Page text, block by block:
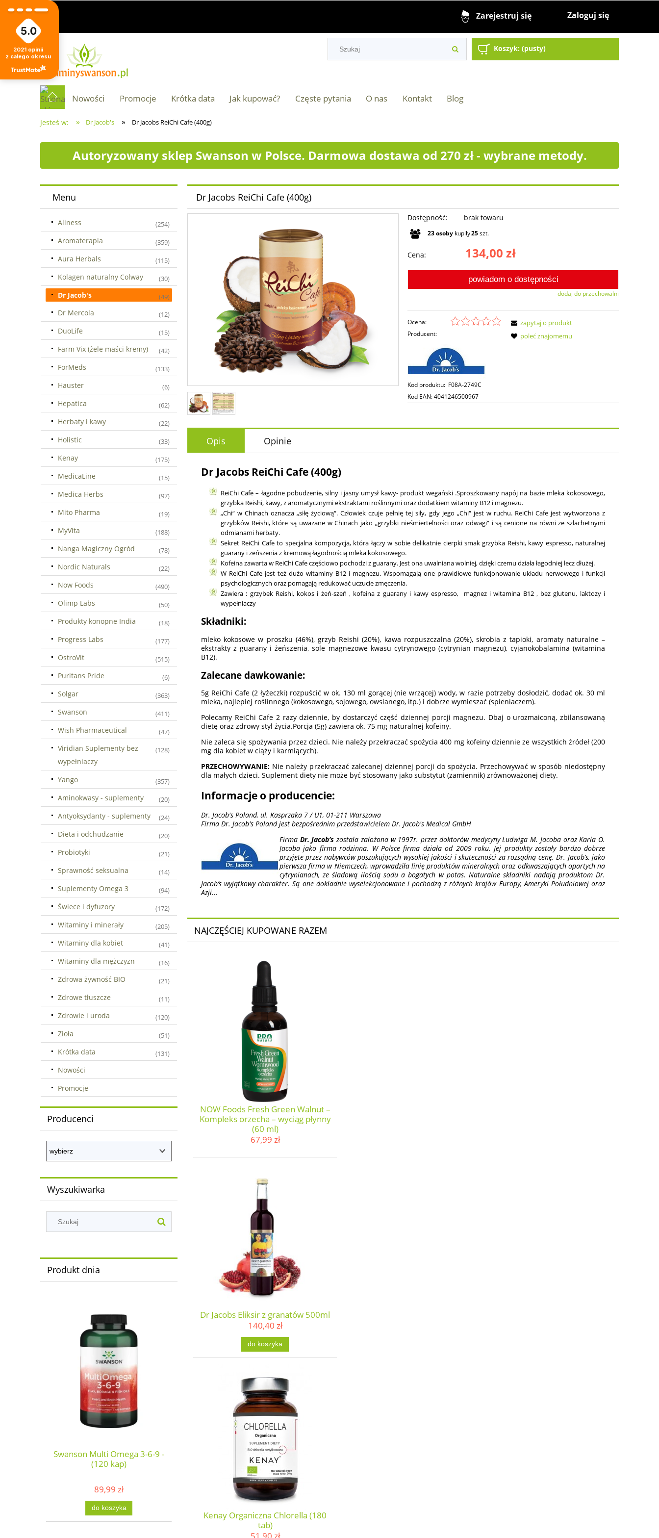
Zarejestruj się Zaloguj się
Koszyk: (pusty)
Nowości Promocje Krótka data Jak kupować? Częste pytania O nas Kontakt Blog
Jesteś w: » Dr Jacob's » Dr Jacobs ReiChi Cafe (400g)
Autoryzowany sklep Swanson w Polsce. Darmowa dostawa od 270 zł - wybrane metody.
Menu
Aliness (254)
Aromaterapia (359)
Aura Herbals (115)
Kolagen naturalny Colway (30)
Dr Jacob's (49)
Dr Mercola (12)
DuoLife (15)
Farm Vix (żele maści kremy) (42)
ForMeds (133)
Hauster (6)
Hepatica (62)
Herbaty i kawy (22)
Holistic (33)
Kenay (175)
MedicaLine (15)
Medica Herbs (97)
Mito Pharma (19)
MyVita (188)
Nanga Magiczny Ogród (78)
Nordic Naturals (22)
Now Foods (490)
Olimp Labs (50)
Produkty konopne India (18)
Progress Labs (177)
OstroVit (515)
Puritans Pride (6)
Solgar (363)
Swanson (411)
Wish Pharmaceutical (47)
Viridian Suplementy bez
wypełniaczy
(128)
Yango (357)
Aminokwasy - suplementy (20)
Antyoksydanty - suplementy (24)
Dieta i odchudzanie (20)
Probiotyki (21)
Sprawność seksualna (14)
Suplementy Omega 3 (94)
Świece i dyfuzory (172)
Witaminy i minerały (205)
Witaminy dla kobiet (41)
Witaminy dla mężczyzn (16)
Zdrowa żywność BIO (21)
Zdrowe tłuszcze (11)
Zdrowie i uroda (120)
Zioła (51)
Krótka data (131)
Nowości
Promocje
Producenci
Wyszukiwarka
Produkt dnia
Swanson Multi Omega 3-6-9 -
(120 kap)
89,99 zł
do koszyka
Dr Jacobs ReiChi Cafe (400g)
Dostępność: brak towaru
23osoby kupiły25szt.
Cena: 134,00 zł
powiadom o dostępności
dodaj do przechowalni
Ocena:
Producent:
Kod produktu: F08A-2749C
Kod EAN:4041246500967
zapytaj o produkt
poleć znajomemu
Opis Opinie
Dr Jacobs ReiChi Cafe (400g)
ReiChi Cafe – łagodne pobudzenie, silny i jasny umysł kawy- produkt wegański .Sproszkowany napój na bazie mleka kokosowego,
grzybka Reishi, kawy, z aromatycznymi ekstraktami roślinnymi oraz dodatkiem witaminy B12 i magnezu.
„Chi“ w Chinach oznacza „siłę życiową“. Człowiek czuje pełnię tej siły, gdy jego „Chi“ jest w ruchu. ReiChi Cafe jest wytworzona z
grzybków Reishi, które są uważane w Chinach jako „grzybki nieśmiertelności oraz odwagi“ i są cenione na równi ze szlachetnymi
odmianami herbaty.
Sekret ReiChi Cafe to specjalna kompozycja, która łączy w sobie delikatnie cierpki smak grzybka Reishi, kawy espresso, naturalnej
guarany i żeńszenia z kremową łagodnością mleka kokosowego.
Kofeina zawarta w ReiChi Cafe częściowo pochodzi z guarany. Jest ona uwalniana wolniej, dzięki czemu działa łagodniej lecz dłużej.
W ReiChi Cafe jest też dużo witaminy B12 i magnezu. Wspomagają one prawidłowe funkcjonowanie układu nerwowego i funkcji
psychologicznych oraz pomagają redukować uczucie zmęczenia.
Zawiera : grzybek Reishi, kokos i żeń-szeń , kofeina z guarany i kawy espresso, magnez i witamina B12 , bez glutenu, laktozy i
wypełniaczy
Składniki:
mleko kokosowe w proszku (46%), grzyb Reishi (20%), kawa rozpuszczalna (20%), skrobia z tapioki, aromaty naturalne –
ekstrakty z guarany i żeńszenia, sole magnezowe kwasu cytrynowego (cytrynian magnezu), cyjanokobalamina (witamina
B12).
Zalecane dawkowanie:
5g ReiChi Cafe (2 łyżeczki) rozpuścić w ok. 130 ml gorącej (nie wrzącej) wody, w razie potrzeby dosłodzić, dodać ok. 30 ml
mleka, najlepiej roślinnego (kokosowego, sojowego, owsianego, itp.) i dobrze wymieszać (spieniaczem).
Polecamy ReiChi Cafe 2 razy dziennie, by dostarczyć część dziennej porcji magnezu. Dbaj o urozmaiconą, zbilansowaną
dietę oraz zdrowy styl życia.Porcja (5g) zawiera ok. 75 mg naturalnej kofeiny.
Nie zaleca się spożywania przez dzieci. Nie należy przekraczać spożycia 400 mg kofeiny dziennie ze wszystkich źródeł (200
mg dla kobiet w ciąży i karmiących).
PRZECHOWYWANIE: Nie należy przekraczać zalecanej dziennej porcji do spożycia. Przechowywać w sposób niedostępny
dla małych dzieci. Suplement diety nie może być stosowany jako substytut (zamiennik) zrównoważonej diety.
Informacje o producencie:
Dr. Jacob's Poland, ul. Kasprzaka 7 / U1, 01-211 Warszawa
Firma Dr. Jacob's Poland jest bezpośrednim przedstawicielem Dr. Jacob's Medical GmbH
Firma Dr. Jacob‘s została założona w 1997r. przez doktorów medycyny Ludwiga M. Jacoba oraz Karla O.
Jacoba jako firma rodzinna. W Polsce firma działa od 2009 roku. Jej produkty zostały bardzo dobrze
przyjęte przez nabywców poszukujących wysokiej jakości i skuteczności za rozsądną cenę. Dr. Jacob’s, jako
pierwsza firma w Niemczech, wprowadziła linię produktów mineralnych oraz odkwaszających opartych na
cytrynianach, ze śladową ilością sodu a bogatych w potas. Naturalne składniki nadają produktom Dr.
Jacob’s wyjątkowy charakter. Są one dokładnie wyselekcjonowane i pochodzą z różnych krajów Europy, Ameryki Południowej oraz
Azji...
NAJCZĘŚCIEJ KUPOWANE RAZEM
NOW Foods Fresh Green Walnut –
Kompleks orzecha – wyciąg płynny
(60 ml)
67,99 zł
Dr Jacobs Eliksir z granatów 500ml
140,40 zł
do koszyka
Kenay Organiczna Chlorella (180
tab)
5.0
2021 opinii
z całego okresu